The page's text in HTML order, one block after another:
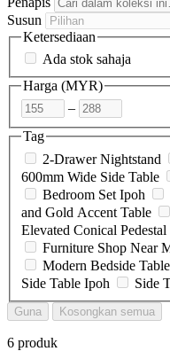
Susun
Ketersediaan
Ada stok sahaja
Harga (MYR)
–
Tag
2-Drawer Nightstand
600mm Wide Side Table
Bedroom Set Ipoh
and Gold Accent Table
Elevated Conical Pedestal
Furniture Shop Near
Modern Bedside Table
Side Table Ipoh
Side
Guna Kosongkan semua
6 produk